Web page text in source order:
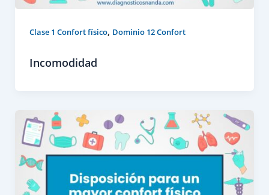
Clase 1 Confort físico, Dominio 12 Confort
Incomodidad